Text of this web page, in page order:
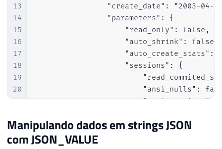
13
14
15
16
17
18
19
20
21
23
24
"create_date": "2003-04-
                "parameters": {
                    "read_only": false,
                    "auto_shrink": false,
"auto_create_stats":
                    "sessions": {
"ansi_nulls":
"ansi_warnings":
                    }
                },
Manipulando dados em strings JSON
com JSON_VALUE